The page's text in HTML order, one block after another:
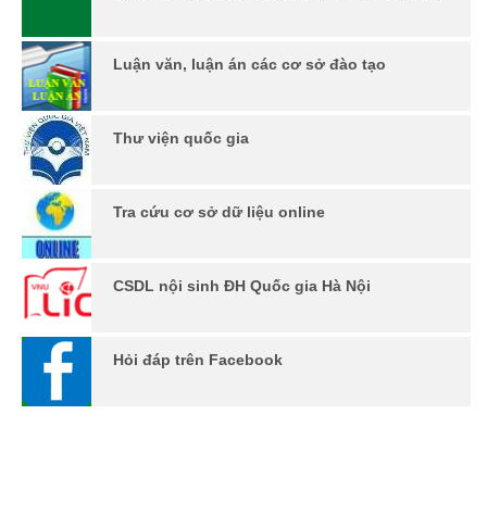
Luận văn, luận án các cơ sở đào tạo
Thư viện quốc gia
Tra cứu cơ sở dữ liệu online
CSDL nội sinh ĐH Quốc gia Hà Nội
Hỏi đáp trên Facebook